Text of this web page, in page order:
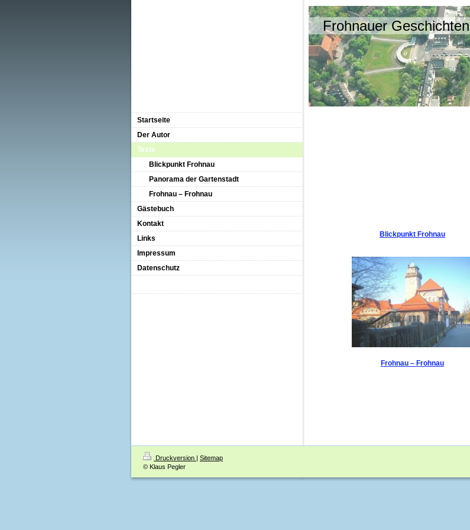
Frohnauer Geschichten
Blickpunkt Frohnau
Frohnau – Frohnau
Startseite
Der Autor
Texte
Blickpunkt Frohnau
Panorama der Gartenstadt
Frohnau – Frohnau
Gästebuch
Kontakt
Links
Impressum
Datenschutz
Druckversion | Sitemap
© Klaus Pegler